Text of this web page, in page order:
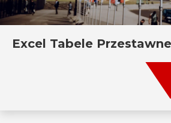
Excel Tabele Przestawne